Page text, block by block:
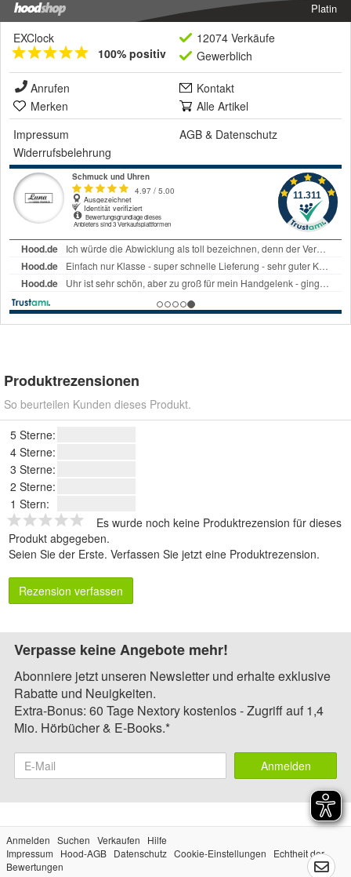
Platin
EXClock
100% positiv
12074 Verkäufe
Gewerblich
Anrufen
Kontakt
Merken
Alle Artikel
Impressum
AGB & Datenschutz
Widerrufsbelehrung
Produktrezensionen
So beurteilen Kunden dieses Produkt.
5 Sterne:
4 Sterne:
3 Sterne:
2 Sterne:
1 Stern:
Es wurde noch keine Produktrezension für dieses
Produkt abgegeben.
Seien Sie der Erste. Verfassen Sie jetzt eine Produktrezension.
Rezension verfassen
Verpasse keine Angebote mehr!
Abonniere jetzt unseren Newsletter und erhalte exklusive
Rabatte und Neuigkeiten.
Extra-Bonus: 60 Tage Nextory kostenlos - Zugriff auf 1,4
Mio. Hörbücher & E-Books.*
Anmelden
Anmelden Suchen Verkaufen
Hilfe
Impressum
Hood-AGB Datenschutz Cookie-Einstellungen
Echtheit der
Bewertungen